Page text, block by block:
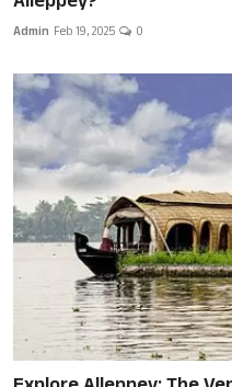
Admin Feb 19, 2025 0